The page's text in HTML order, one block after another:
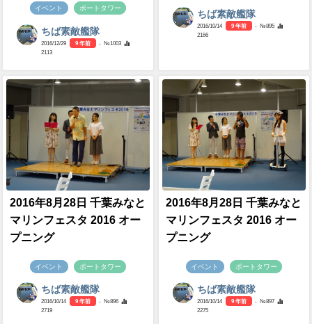
イベント ポートタワー
ちば素敵艦隊
2016/12/29 9 年前
- №1003
2113
ちば素敵艦隊
2016/10/14 9 年前
- №895
2166
2016年8月28日 千葉みなと
マリンフェスタ 2016 オー
プニング
イベント ポートタワー
ちば素敵艦隊
2016/10/14 9 年前
- №896
2719
2016年8月28日 千葉みなと
マリンフェスタ 2016 オー
プニング
イベント ポートタワー
ちば素敵艦隊
2016/10/14 9 年前
- №897
2275